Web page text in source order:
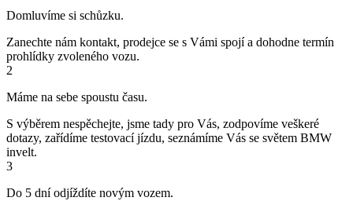
Domluvíme si schůzku.
Zanechte nám kontakt, prodejce se s Vámi spojí a dohodne termín
prohlídky zvoleného vozu.
2
Máme na sebe spoustu času.
S výběrem nespěchejte, jsme tady pro Vás, zodpovíme veškeré
dotazy, zařídíme testovací jízdu, seznámíme Vás se světem BMW
invelt.
3
Do 5 dní odjíždíte novým vozem.